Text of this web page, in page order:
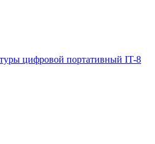
цифровой портативный IT-8